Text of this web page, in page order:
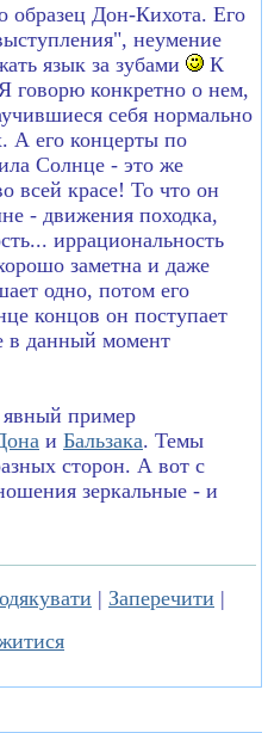
образец Дон-Кихота. Его
неумение
язык за зубами
К
говорю конкретно о нем,
себя нормально
А его концерты по
Солнце - это же
всей красе! То что он
- движения походка,
иррациональность
заметна и даже
одно, потом его
концов он поступает
в данный момент
пример
и Бальзака. Темы
сторон. А вот с
зеркальные - и
| Заперечити |